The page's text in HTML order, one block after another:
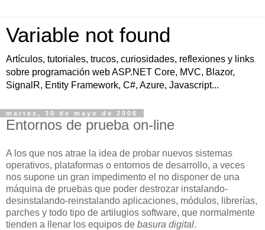
Variable not found
Artículos, tutoriales, trucos, curiosidades, reflexiones y links
sobre programación web ASP.NET Core, MVC, Blazor,
SignalR, Entity Framework, C#, Azure, Javascript...
martes, 30 de mayo de 2006
Entornos de prueba on-line
A los que nos atrae la idea de probar nuevos sistemas
operativos, plataformas o entornos de desarrollo, a veces
nos supone un gran impedimento el no disponer de una
máquina de pruebas que poder destrozar instalando-
desinstalando-reinstalando aplicaciones, módulos, librerías,
parches y todo tipo de artilugios software, que normalmente
tienden a llenar los equipos de basura digital.